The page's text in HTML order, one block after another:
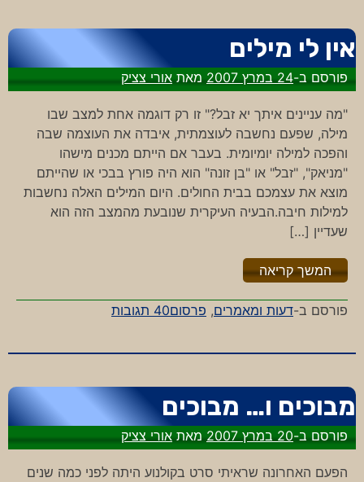
בערבים
אין לי מילים
פורסם ב-24 במרץ 2007 מאתאורי צציק
"מה עניינים איתך יא זבל?" זו רק דוגמה אחת למצב שבו
מילה, שפעם נחשבה לעוצמתית, איבדה את העוצמה שבה
והפכה למילה יומיומית. בעבר אם הייתם מכנים מישהו
"מניאק", "זבל" או "בן זונה" הוא היה פורץ בבכי או שהייתם
מוצא את עצמכם בבית החולים. היום המילים האלה נחשבות
למילות חיבה.הבעיה העיקרית שנובעת מהמצב הזה הוא
שעדיין […]
המשך קריאה"%s"
פורסם ב-דעות ומאמרים, פרסום40 תגובות
על
לי
מבוכים ו… מבוכים
פורסם ב-20 במרץ 2007 מאתאורי צציק
הפעם האחרונה שראיתי סרט בקולנוע היתה לפני כמה שנים